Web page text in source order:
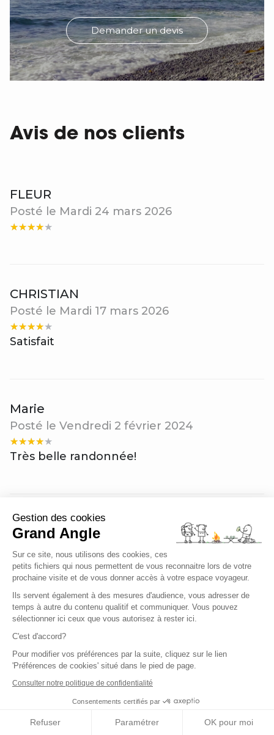
Gestion des cookies
Grand Angle
Sur ce site, nous utilisons des cookies, ces
petits fichiers qui nous permettent de vous reconnaitre lors de votre
prochaine visite et de vous donner accès à votre espace voyageur.
Ils servent également à des mesures d'audience, vous adresser de
temps à autre du contenu qualitif et communiquer. Vous pouvez
sélectionner ici ceux que vous autorisez à rester ici.
C'est d'accord?
Pour modifier vos préférences par la suite, cliquez sur le lien
'Préférences de cookies' situé dans le pied de page.
Consulter notre politique de confidentialité
Consentements certifiés par
Refuser Paramétrer OK pour moi
Demander un devis
Avis de nos clients
FLEUR
Posté le Mardi 24 mars 2026
CHRISTIAN
Posté le Mardi 17 mars 2026
Satisfait
Marie
Posté le Vendredi 2 février 2024
Très belle randonnée!
Eric
Posté le Mardi 15 mars 2022
Le séjour "Ski et Oxygène" permet
d'améliorer notre technique en ski de fond,
découvrir le ski nordique, découvrir (ou
redécouvrir) le massif du Vercors, apprécier
la cuisine locale, et enfin s'oxygéner.
Charger plus